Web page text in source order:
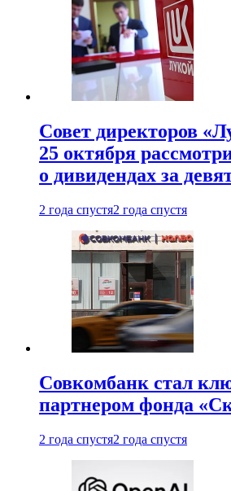
Совет директоров
25 октября
о дивидендах за
2 года спустя2 года спустя
Совкомбанк стал
партнером фонда
2 года спустя2 года спустя